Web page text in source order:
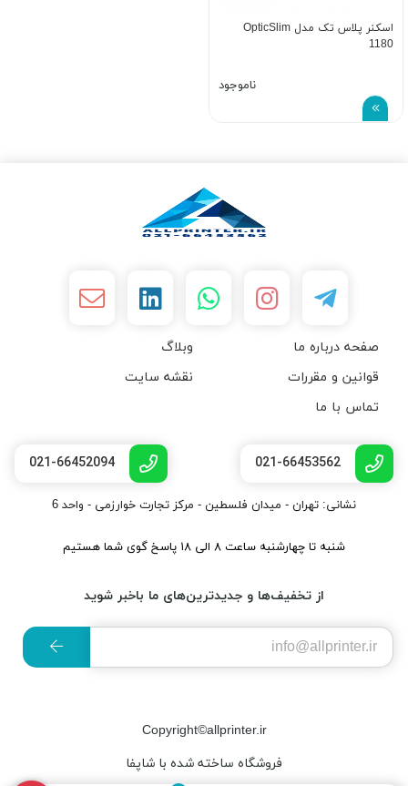
اسکنر پلاس تک مدل OpticSlim
1180
ناموجود
صفحه درباره ما
وبلاگ
قوانین و مقررات
نقشه سایت
تماس با ما
021-66453562
021-66452094
نشانی: تهران - میدان فلسطین - مرکز تجارت خوارزمی - واحد 6
شنبه تا چهارشنبه ساعت ۸ الی ۱۸ پاسخ گوی شما هستیم
از تخفیف‌ها و جدیدترین‌های ما باخبر شوید
Copyright©allprinter.ir
فروشگاه ساخته شده با شاپفا